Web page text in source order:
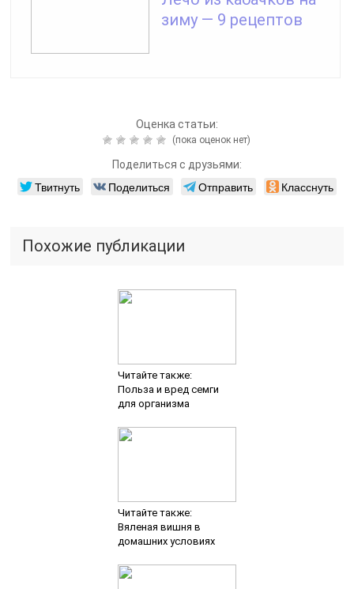
зиму — 9 рецептов
Оценка статьи:
(пока оценок нет)
Поделиться с друзьями:
Твитнуть Поделиться Отправить Класснуть
Похожие публикации
Читайте также:
Польза и вред семги
для организма
Читайте также:
Вяленая вишня в
домашних условиях